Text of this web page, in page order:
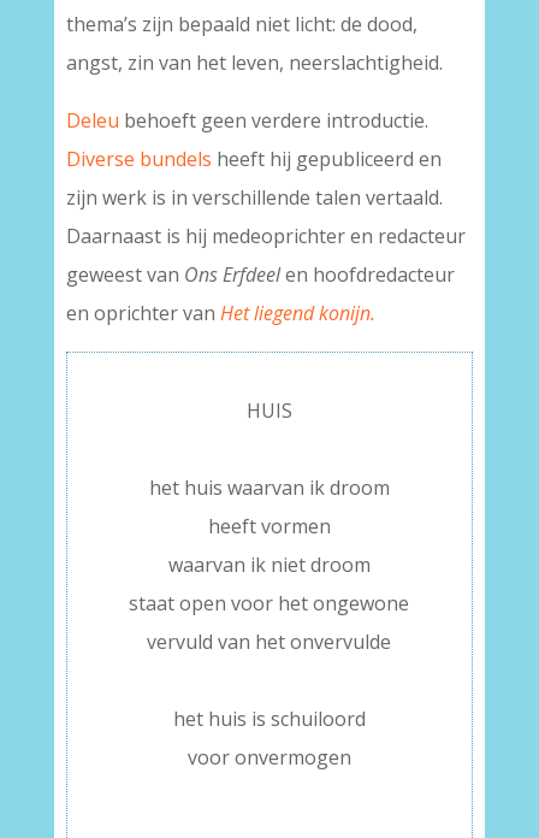
thema’s zijn bepaald niet licht: de dood,
angst, zin van het leven, neerslachtigheid.
Deleu behoeft geen verdere introductie.
Diverse bundels heeft hij gepubliceerd en
zijn werk is in verschillende talen vertaald.
Daarnaast is hij medeoprichter en redacteur
geweest van Ons Erfdeelen hoofdredacteur
en oprichter van Het liegend konijn.
HUIS
het huis waarvan ik droom
heeft vormen
waarvan ik niet droom
staat open voor het ongewone
vervuld van het onvervulde
het huis is schuiloord
voor onvermogen